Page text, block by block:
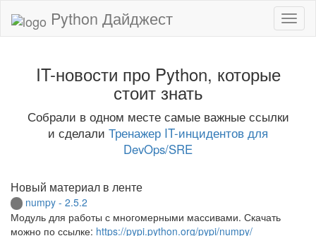
Python Дайджест
IT-новости про Python, которые
стоит знать
Собрали в одном месте самые важные ссылки
и сделали Тренажер IT-инцидентов для
DevOps/SRE
Новый материал в ленте
numpy - 2.5.2
Модуль для работы с многомерными массивами. Скачать
можно по ссылке: https://pypi.python.org/pypi/numpy/